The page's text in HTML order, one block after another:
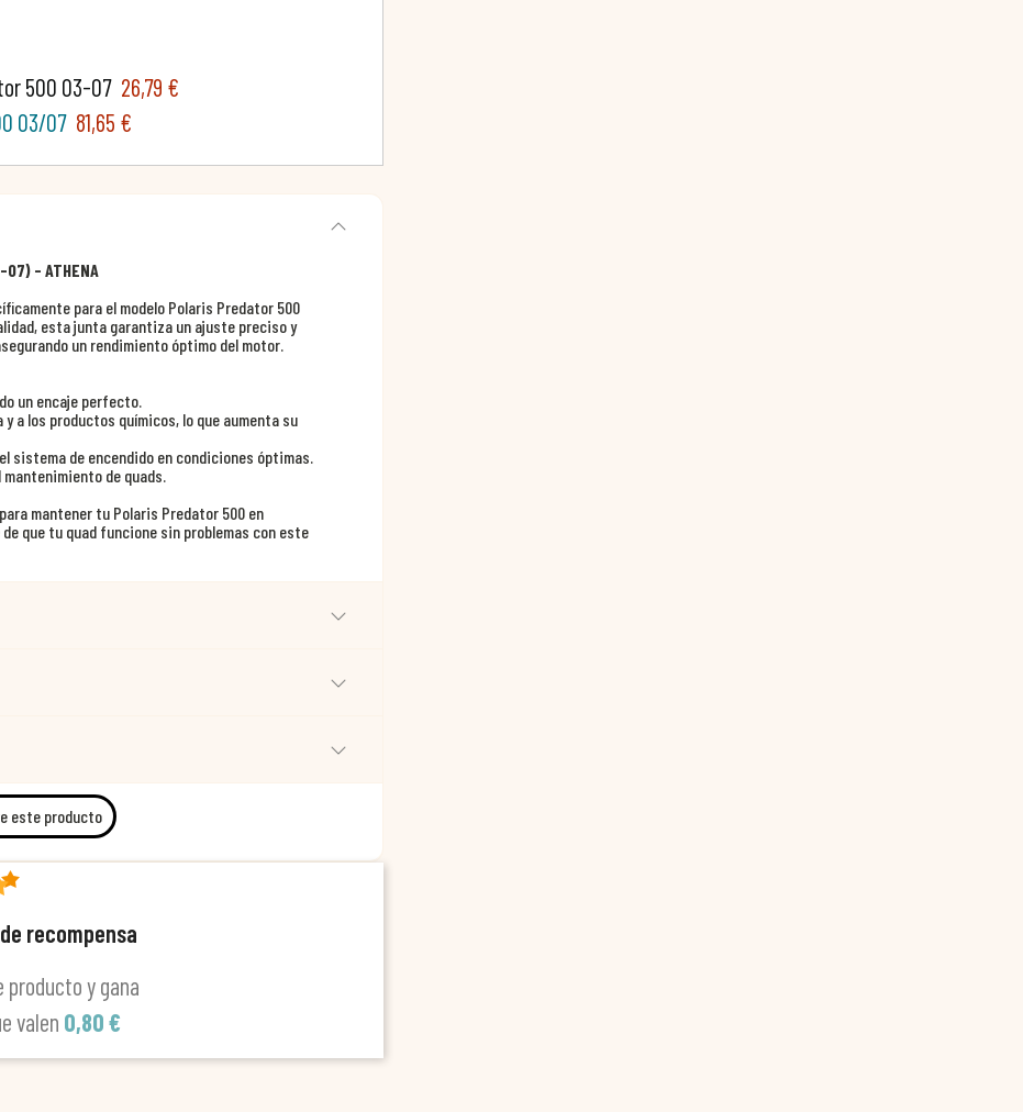
500 03-07 26,79 €
03/07 81,65 €
- ATHENA
para el modelo Polaris Predator 500
esta junta garantiza un ajuste preciso y
un rendimiento óptimo del motor.
un encaje perfecto.
a los productos químicos, lo que aumenta su
de encendido en condiciones óptimas.
de quads.
mantener tu Polaris Predator 500 en
que tu quad funcione sin problemas con este
este producto
recompensa
producto y gana
valen 0,80 €